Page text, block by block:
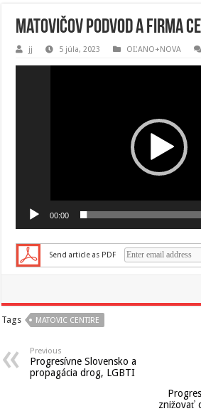
Matovičov podvod a firma
jj 5 júla, 2023 OĽANO+NOVA
00:00
Send article as PDF
Tags MATOVIC CENTIRE
Previous
Progresívne Slovensko a
propagácia drog, LGBTI
znižovať